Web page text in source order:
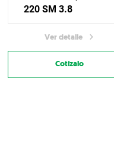
220 SM 3.8
Ver detalle
Cotízalo